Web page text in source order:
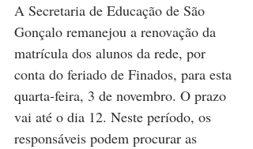
A Secretaria de Educação de São
Gonçalo remanejou a renovação da
matrícula dos alunos da rede, por
conta do feriado de Finados, para esta
quarta-feira, 3 de novembro. O prazo
vai até o dia 12. Neste período, os
responsáveis podem procurar as